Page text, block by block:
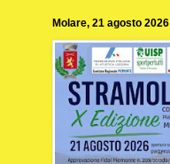
Molare, 21 agosto 2026